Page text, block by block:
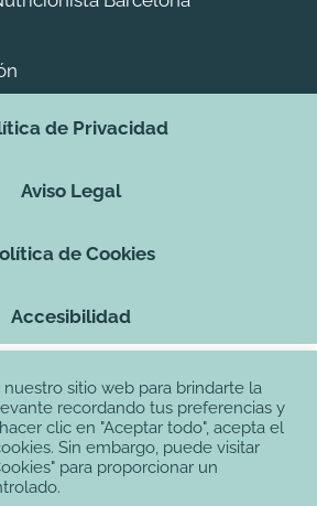
de Privacidad
Aviso Legal
de Cookies
Accesibilidad
sitio web para brindarte la
recordando tus preferencias y
clic en "Aceptar todo", acepta el
Sin embargo, puede visitar
para proporcionar un